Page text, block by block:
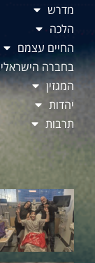
מדרש
הלכה
החיים עצמם
בחברה
המגזין
יהדות
תרבות